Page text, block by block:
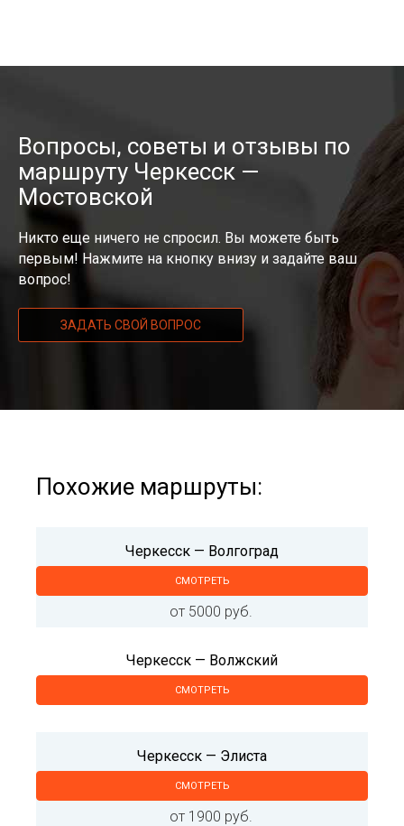
Вопросы, советы и отзывы по
маршруту Черкесск —
Мостовской
Никто еще ничего не спросил. Вы можете быть
первым! Нажмите на кнопку внизу и задайте ваш
вопрос!
ЗАДАТЬ СВОЙ ВОПРОС
Похожие маршруты:
Черкесск — Волгоград
СМОТРЕТЬ
от 5000 руб.
Черкесск — Волжский
СМОТРЕТЬ
Черкесск — Элиста
СМОТРЕТЬ
от 1900 руб.